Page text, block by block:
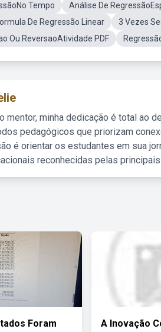
Tempo
Análise De
De Regressão Linear
3 Vezes
Ou ReversaoAtividade PDF
mentor, minha dedicação é total ao
pedagógicos que priorizam
é orientar os estudantes em sua
reconhecidas pelas
Foram A Inovação